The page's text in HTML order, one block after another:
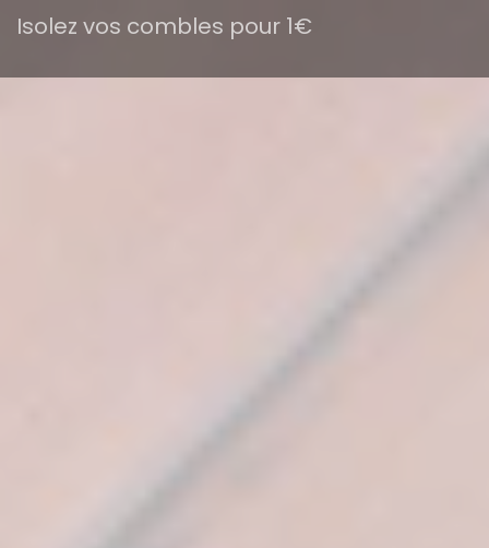
Isolez vos combles pour 1€